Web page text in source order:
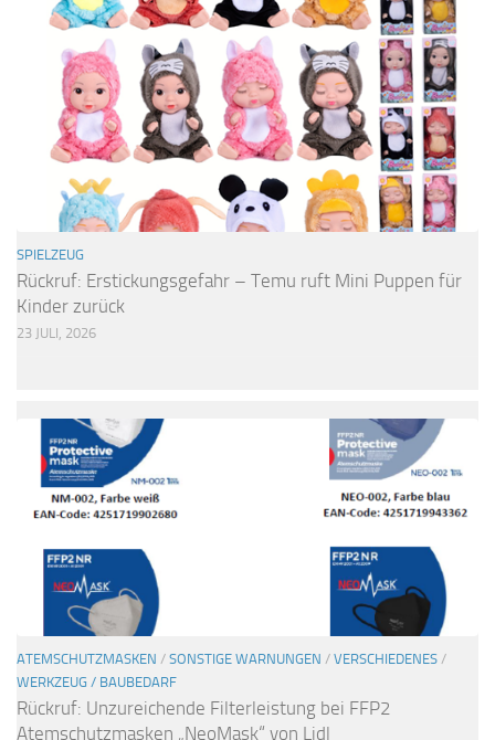
SPIELZEUG
Rückruf: Erstickungsgefahr – Temu ruft Mini Puppen für
Kinder zurück
23 JULI, 2026
ATEMSCHUTZMASKEN / SONSTIGE WARNUNGEN / VERSCHIEDENES /
WERKZEUG / BAUBEDARF
Rückruf: Unzureichende Filterleistung bei FFP2
Atemschutzmasken „NeoMask“ von Lidl